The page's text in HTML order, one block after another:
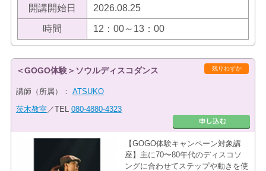
開講開始日 2026.08.25
時間 12：00～13：00
残りわずか
＜GOGO体験＞ソウルディスコダンス
講師（所属）： ATSUKO
茨木教室 ／TEL 080-4880-4323
【GOGO体験キャンペーン対象講
座】主に70〜80年代のディスコソ
ングに合わせてステップや動きを使